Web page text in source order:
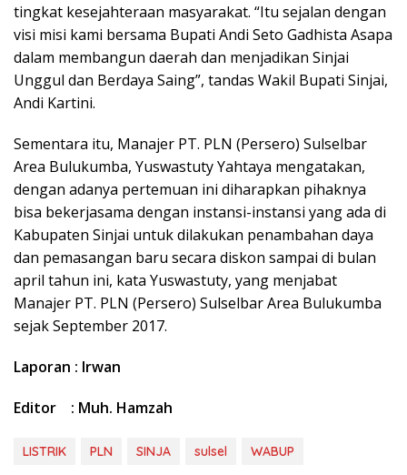
tingkat kesejahteraan masyarakat. “Itu sejalan dengan
visi misi kami bersama Bupati Andi Seto Gadhista Asapa
dalam membangun daerah dan menjadikan Sinjai
Unggul dan Berdaya Saing”, tandas Wakil Bupati Sinjai,
Andi Kartini.
Sementara itu, Manajer PT. PLN (Persero) Sulselbar
Area Bulukumba, Yuswastuty Yahtaya mengatakan,
dengan adanya pertemuan ini diharapkan pihaknya
bisa bekerjasama dengan instansi-instansi yang ada di
Kabupaten Sinjai untuk dilakukan penambahan daya
dan pemasangan baru secara diskon sampai di bulan
april tahun ini, kata Yuswastuty, yang menjabat
Manajer PT. PLN (Persero) Sulselbar Area Bulukumba
sejak September 2017.
Laporan : Irwan
Editor : Muh. Hamzah
LISTRIK PLN SINJA sulsel WABUP